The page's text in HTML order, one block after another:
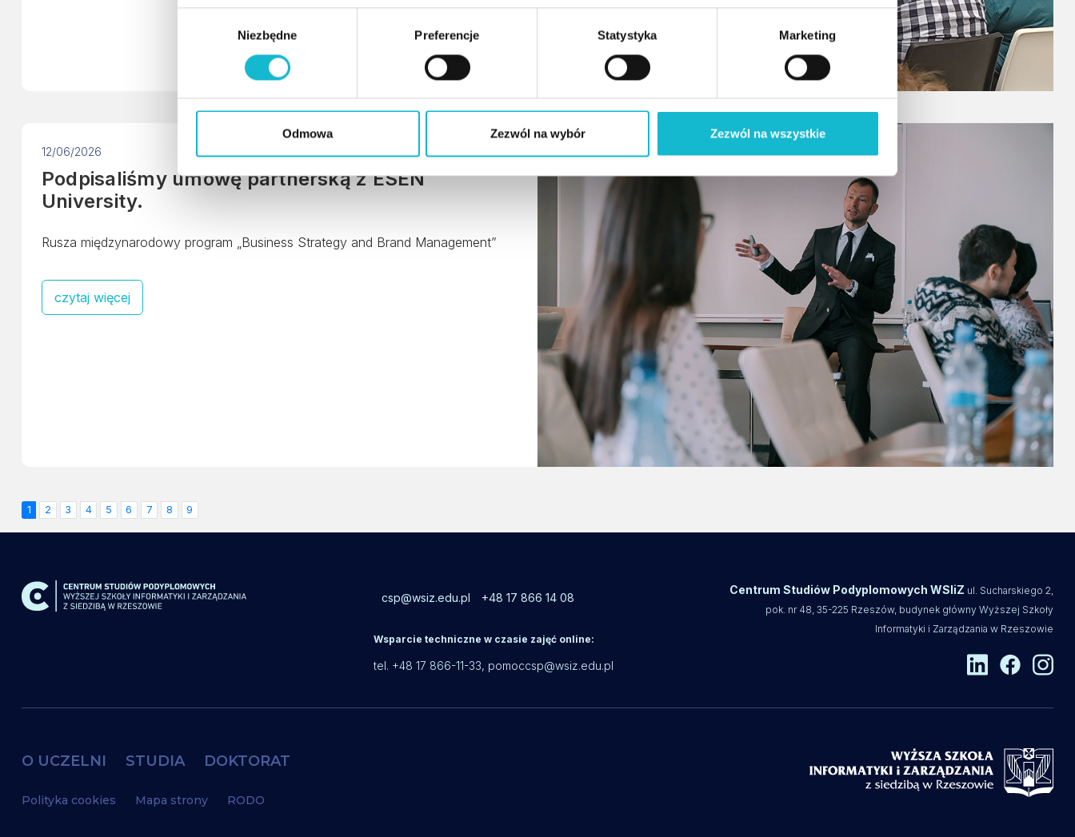
d
y
Niezbędne Preferencje Statystyka Marketing
Odmowa Zezwól na wybór Zezwól na wszystkie
12/06/2026
Podpisaliśmy umowę partnerską z ESEN
University.
Rusza międzynarodowy program „Business Strategy and Brand Management”
czytaj więcej
1 2 3 4 5 6 7 8 9
csp@wsiz.edu.pl +48 17 866 14 08
Wsparcie techniczne w czasie zajęć online:
tel. +48 17 866-11-33, pomoccsp@wsiz.edu.pl
Centrum Studiów Podyplomowych WSIiZ ul. Sucharskiego 2,
pok. nr 48, 35-225 Rzeszów, budynek główny Wyższej Szkoły
Informatyki i Zarządzania w Rzeszowie
O UCZELNI STUDIA DOKTORAT
Polityka cookies Mapa strony RODO